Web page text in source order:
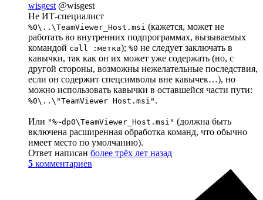
wisgest @wisgest
Не ИТ-специалист
%0\..\TeamViewer_Host.msi (кажется, может не
работать во внутренних подпрограммах, вызываемых
командой call :метка); %0 не следует заключать в
кавычки, так как он их может уже содержать (но, с
другой стороны, возможны нежелательные последствия,
если он содержит спецсимволы вне кавычек…), но
можно использовать кавычки в оставшейся части пути:
%0\..\"TeamViewer Host.msi" .
Или "%~dp0\TeamViewer_Host.msi" (должна быть
включена расширенная обработка команд, что обычно
имеет место по умолчанию).
Ответ написан более трёх лет назад
5 комментариев